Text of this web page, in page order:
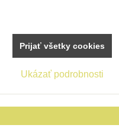
Ukázať podrobnosti
Prijať všetky cookies